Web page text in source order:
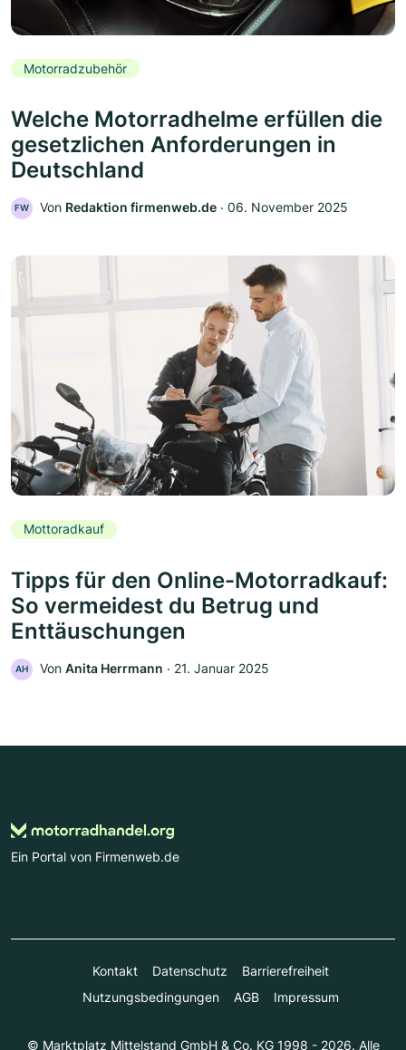
Motorradzubehör
Welche Motorradhelme erfüllen die
gesetzlichen Anforderungen in
Deutschland
FW Von Redaktion firmenweb.de ‧ 06. November 2025
Mottoradkauf
Tipps für den Online-Motorradkauf:
So vermeidest du Betrug und
Enttäuschungen
AH Von Anita Herrmann ‧ 21. Januar 2025
Ein Portal von Firmenweb.de
Kontakt Datenschutz
Barrierefreiheit
Nutzungsbedingungen
AGB Impressum
© Marktplatz Mittelstand GmbH & Co. KG 1998 - 2026. Alle